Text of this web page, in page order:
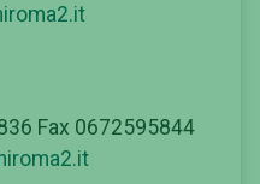
Fax 0672595844